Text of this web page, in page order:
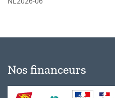
Nos financeurs